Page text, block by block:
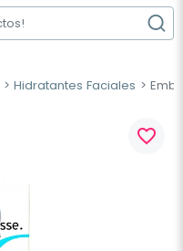
Hidratantes Faciales
favorite_border